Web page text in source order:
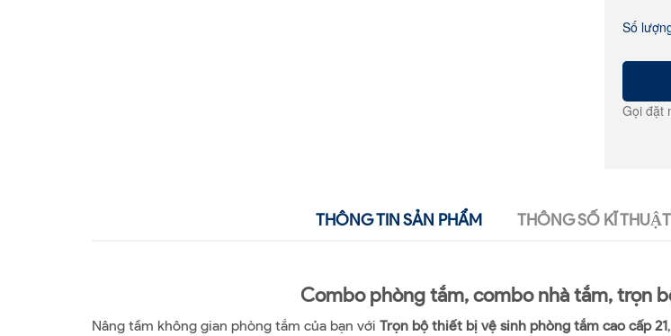
Số
Gọi đặt
THÔNG TIN SẢN PHẨM THÔNG SỐ KĨ THUẬT
Combo phòng tắm, combo nhà tắm, trọn
Nâng tầm không gian phòng tắm của bạn với Trọn bộ thiết bị vệ sinh phòng tắm cao cấp 21